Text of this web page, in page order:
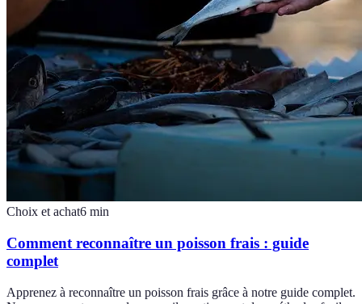
Choix et achat6 min
Comment reconnaître un poisson frais : guide
complet
Apprenez à reconnaître un poisson frais grâce à notre guide complet.